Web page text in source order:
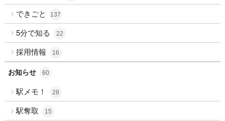
できごと 137
5分で知る 22
採用情報 16
お知らせ 60
駅メモ！ 28
駅奪取 15